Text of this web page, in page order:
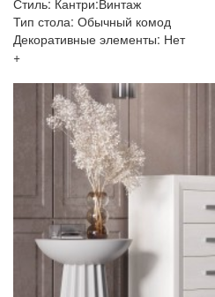
Тип стола: Обычный комод
Декоративные элементы: Нет
+